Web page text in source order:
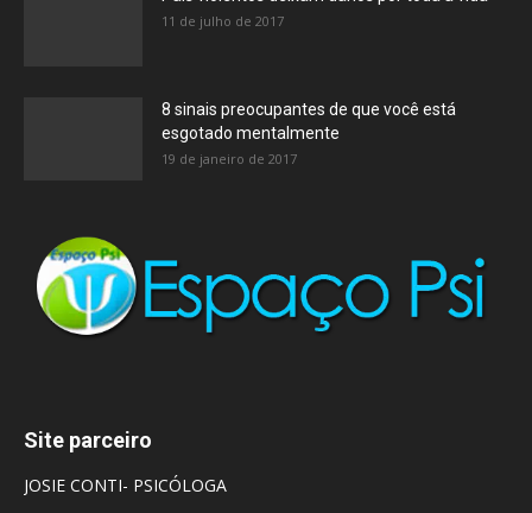
11 de julho de 2017
8 sinais preocupantes de que você está
esgotado mentalmente
19 de janeiro de 2017
Site parceiro
JOSIE CONTI- PSICÓLOGA